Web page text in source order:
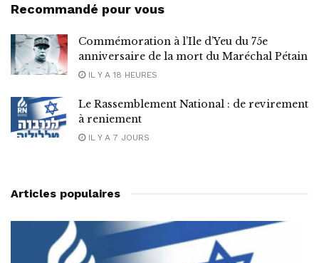
Recommandé pour vous
Commémoration à l’Ile d’Yeu du 75e
anniversaire de la mort du Maréchal Pétain
IL Y A 18 HEURES
Le Rassemblement National : de revirement
à reniement
IL Y A 7 JOURS
Articles populaires